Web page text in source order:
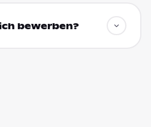
bewerben?